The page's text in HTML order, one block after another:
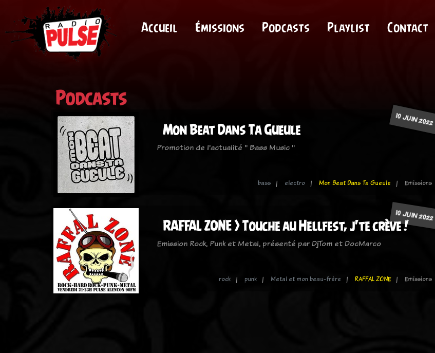
Accueil Émissions Podcasts Playlist Contact
Podcasts
10 JUIN 2022
Mon Beat Dans Ta Gueule
Promotion de l'actualité " Bass Music "
bass electro Mon Beat Dans Ta Gueule Emissions
10 JUIN 2022
RAFFAL ZONE > Touche au Hellfest, j'te crève !
Emission Rock, Punk et Metal, présenté par DjTom et DocMarco
rock punk Metal et mon beau-frère RAFFAL ZONE Emissions